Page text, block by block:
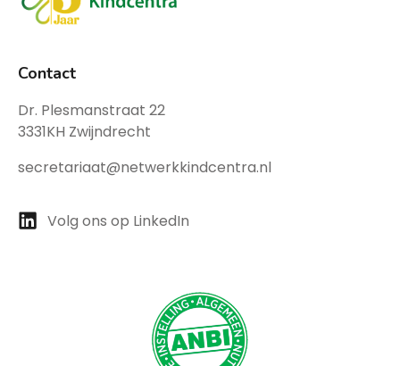
Contact
Dr. Plesmanstraat 22
3331KH Zwijndrecht
secretariaat@netwerkkindcentra.nl
Volg ons op LinkedIn